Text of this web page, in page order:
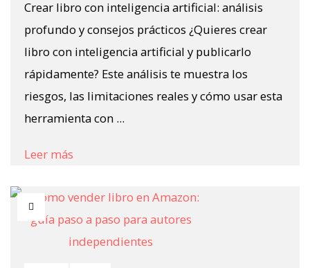
Crear libro con inteligencia artificial: análisis
profundo y consejos prácticos ¿Quieres crear
libro con inteligencia artificial y publicarlo
rápidamente? Este análisis te muestra los
riesgos, las limitaciones reales y cómo usar esta
herramienta con ...
Leer más